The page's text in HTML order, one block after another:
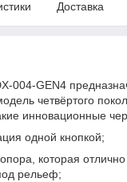
Доставка
004-GEN4
четвёртого
инновационные
одной кнопкой;
которая отлично
рельеф;